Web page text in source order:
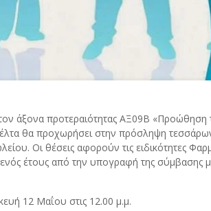
άξονα προτεραιότητας ΑΞ09Β «Προώθηση
θα προχωρήσει στην πρόσληψη
Οι θέσεις αφορούν τις ειδικότητες
έτους από την υπογραφή της
12 Μαΐου στις 12.00 μ.μ.